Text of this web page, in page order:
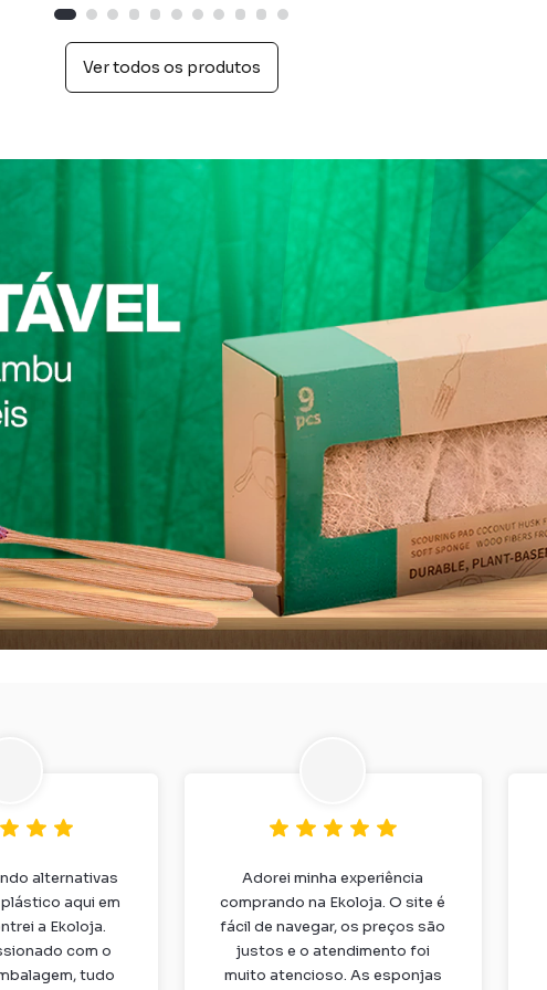
Ver todos os produtos
alternativas
aqui em
a Ekoloja.
com o
tudo
Adorei minha experiência
comprando na Ekoloja. O site é
fácil de navegar, os preços são
justos e o atendimento foi
muito atencioso. As esponjas